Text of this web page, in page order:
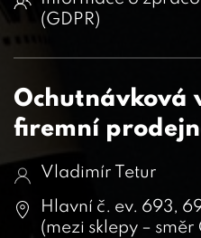
(GDPR)
Ochutnávková
firemní
Vladimír Tetur
Hlavní č. ev. 693,
(mezi sklepy – směr